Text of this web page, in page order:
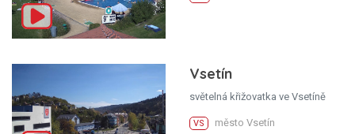
Vsetín
světelná křižovatka ve Vsetíně
VS město Vsetín